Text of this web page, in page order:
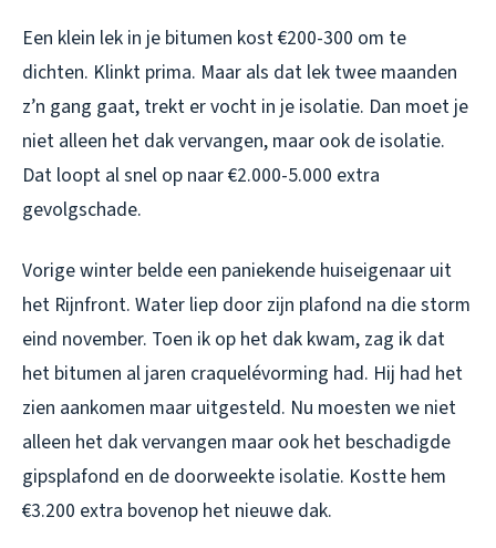
Een klein lek in je bitumen kost €200-300 om te
dichten. Klinkt prima. Maar als dat lek twee maanden
z’n gang gaat, trekt er vocht in je isolatie. Dan moet je
niet alleen het dak vervangen, maar ook de isolatie.
Dat loopt al snel op naar €2.000-5.000 extra
gevolgschade.
Vorige winter belde een paniekende huiseigenaar uit
het Rijnfront. Water liep door zijn plafond na die storm
eind november. Toen ik op het dak kwam, zag ik dat
het bitumen al jaren craquelévorming had. Hij had het
zien aankomen maar uitgesteld. Nu moesten we niet
alleen het dak vervangen maar ook het beschadigde
gipsplafond en de doorweekte isolatie. Kostte hem
€3.200 extra bovenop het nieuwe dak.